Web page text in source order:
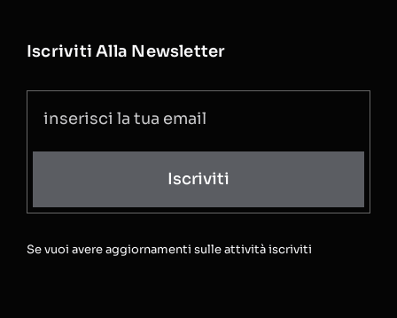
Iscriviti Alla Newsletter
Iscriviti
Se vuoi avere aggiornamenti sulle attività iscriviti